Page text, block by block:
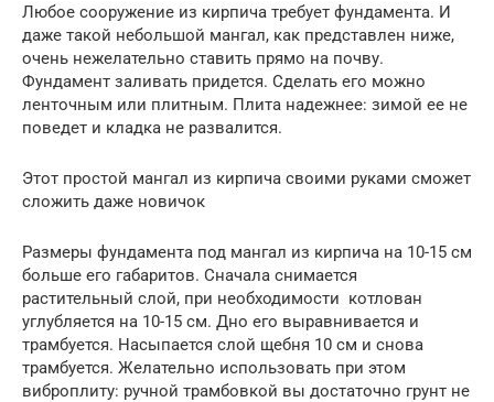
Любое сооружение из кирпича требует фундамента. И
даже такой небольшой мангал, как представлен ниже,
очень нежелательно ставить прямо на почву.
Фундамент заливать придется. Сделать его можно
ленточным или плитным. Плита надежнее: зимой ее не
поведет и кладка не развалится.
Этот простой мангал из кирпича своими руками сможет
сложить даже новичок
Размеры фундамента под мангал из кирпича на 10-15 см
больше его габаритов. Сначала снимается
растительный слой, при необходимости котлован
углубляется на 10-15 см. Дно его выравнивается и
трамбуется. Насыпается слой щебня 10 см и снова
трамбуется. Желательно использовать при этом
виброплиту: ручной трамбовкой вы достаточно грунт не